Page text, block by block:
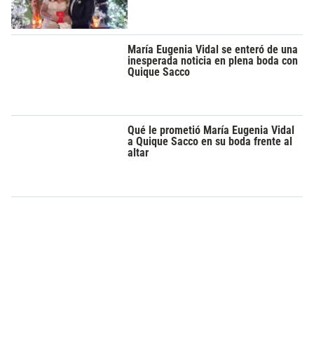
María Eugenia Vidal se enteró de una
inesperada noticia en plena boda con
Quique Sacco
Qué le prometió María Eugenia Vidal
a Quique Sacco en su boda frente al
altar